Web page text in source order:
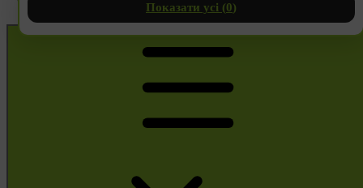
Показати усі (0)